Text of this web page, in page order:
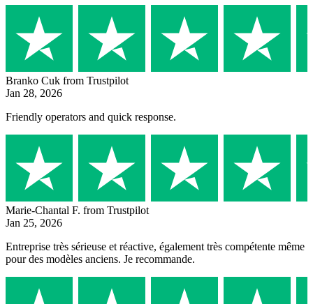
Branko Cuk from Trustpilot
Jan 28, 2026
Friendly operators and quick response.
Marie-Chantal F. from Trustpilot
Jan 25, 2026
Entreprise très sérieuse et réactive, également très compétente même
pour des modèles anciens. Je recommande.